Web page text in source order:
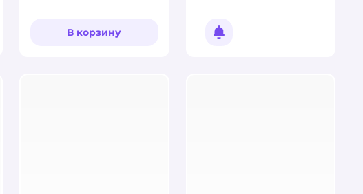
В корзину Уведомить о появлении